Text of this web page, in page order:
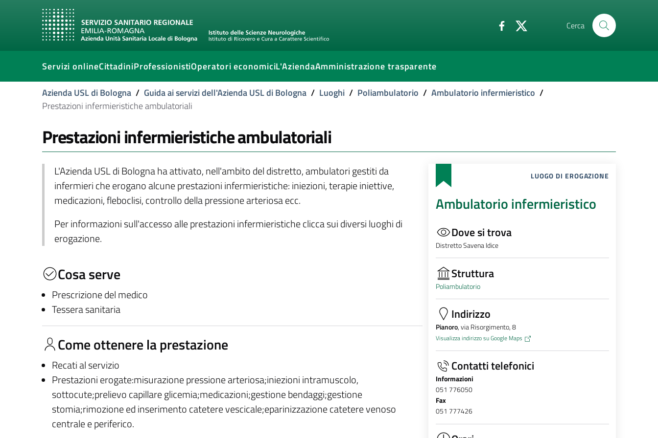
Cerca
Servizi onlineCittadiniProfessionistiOperatori economiciL'AziendaAmministrazione trasparente
Azienda USL di Bologna / Guida ai servizi dell'Azienda USL di Bologna / Luoghi / Poliambulatorio / Ambulatorio infermieristico /
Prestazioni infermieristiche ambulatoriali
Prestazioni infermieristiche ambulatoriali
L'Azienda USL di Bologna ha attivato, nell'ambito del distretto, ambulatori gestiti da
infermieri che erogano alcune prestazioni infermieristiche: iniezioni, terapie iniettive,
medicazioni, fleboclisi, controllo della pressione arteriosa ecc.
Per informazioni sull'accesso alle prestazioni infermieristiche clicca sui diversi luoghi di
erogazione.
Cosa serve
Prescrizione del medico
Tessera sanitaria
Come ottenere la prestazione
Recati al servizio
Prestazioni erogate:misurazione pressione arteriosa;iniezioni intramuscolo,
sottocute;prelievo capillare glicemia;medicazioni;gestione bendaggi;gestione
stomia;rimozione ed inserimento catetere vescicale;eparinizzazione catetere venoso
centrale e periferico.
LUOGO DI EROGAZIONE
Ambulatorio infermieristico
Dove si trova
Distretto Savena Idice
Struttura
Poliambulatorio
Indirizzo
Pianoro, via Risorgimento, 8
Visualizza indirizzo su Google Maps
Contatti telefonici
Informazioni
051 776050
Fax
051 777426